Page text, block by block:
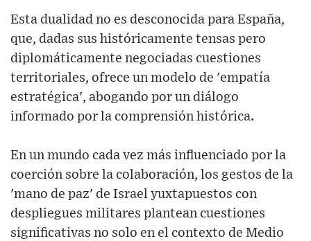
Esta dualidad no es desconocida para España,
que, dadas sus históricamente tensas pero
diplomáticamente negociadas cuestiones
territoriales, ofrece un modelo de 'empatía
estratégica', abogando por un diálogo
informado por la comprensión histórica.
En un mundo cada vez más influenciado por la
coerción sobre la colaboración, los gestos de la
'mano de paz' de Israel yuxtapuestos con
despliegues militares plantean cuestiones
significativas no solo en el contexto de Medio